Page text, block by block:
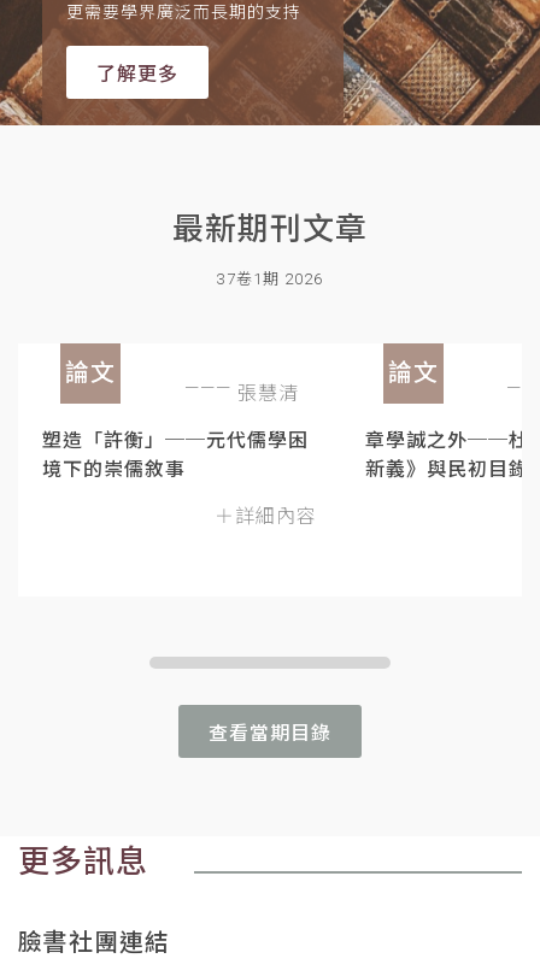
更需要學界廣泛而長期的支持
了解更多
最新期刊文章
37卷1期 2026
論文
張慧清
塑造「許衡」──元代儒學困
境下的崇儒敘事
＋詳細內容
論文
章學誠之外──杜
新義》與民初目錄
查看當期目錄
更多訊息
臉書社團連結